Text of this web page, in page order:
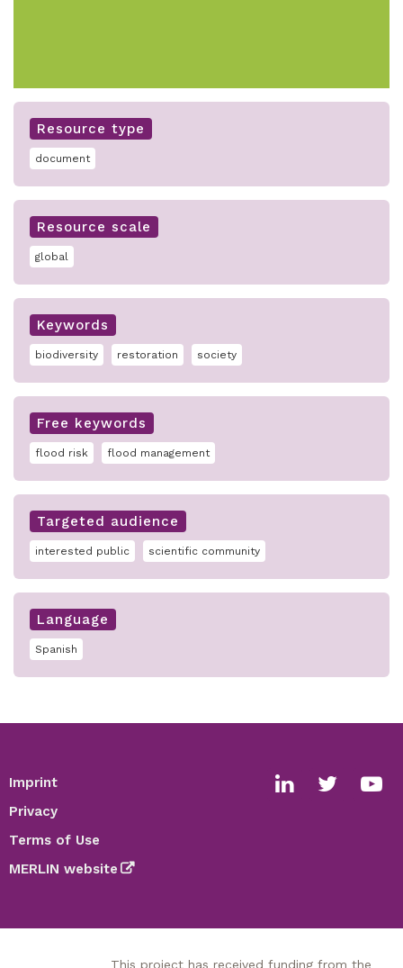
Resource type
document
Resource scale
global
Keywords
biodiversity restoration society
Free keywords
flood risk flood management
Targeted audience
interested public scientific community
Language
Spanish
Footer
Imprint
Privacy
Terms of Use
MERLIN website
Social
This project has received funding from the